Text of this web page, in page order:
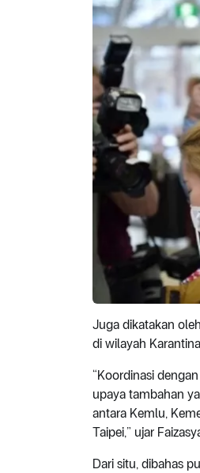
Juga dikatakan
di wilayah
“Koordinasi
upaya tambahan
antara Kemlu,
Taipei,” ujar
Dari situ, dibahas